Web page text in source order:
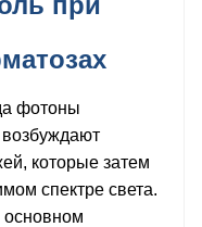
фотоны
возбуждают
которые затем
спектре света.